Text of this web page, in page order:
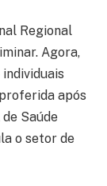
Regional
Agora,
após
Saúde
o setor de